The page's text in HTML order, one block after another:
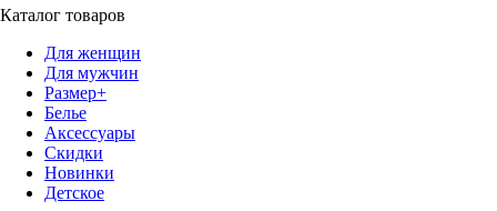
Каталог товаров
Для женщин
Для мужчин
Размер+
Белье
Аксессуары
Скидки
Новинки
Детское